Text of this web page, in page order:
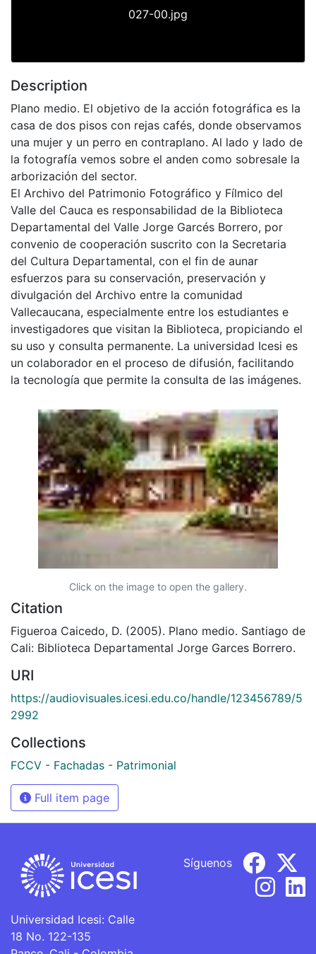
027-00.jpg
Description
Plano medio. El objetivo de la acción fotográfica es la
casa de dos pisos con rejas cafés, donde observamos
una mujer y un perro en contraplano. Al lado y lado de
la fotografía vemos sobre el anden como sobresale la
arborización del sector.
El Archivo del Patrimonio Fotográfico y Fílmico del
Valle del Cauca es responsabilidad de la Biblioteca
Departamental del Valle Jorge Garcés Borrero, por
convenio de cooperación suscrito con la Secretaria
del Cultura Departamental, con el fin de aunar
esfuerzos para su conservación, preservación y
divulgación del Archivo entre la comunidad
Vallecaucana, especialmente entre los estudiantes e
investigadores que visitan la Biblioteca, propiciando el
su uso y consulta permanente. La universidad Icesi es
un colaborador en el proceso de difusión, facilitando
la tecnología que permite la consulta de las imágenes.
Click on the image to open the gallery.
Citation
Figueroa Caicedo, D. (2005). Plano medio. Santiago de
Cali: Biblioteca Departamental Jorge Garces Borrero.
URI
https://audiovisuales.icesi.edu.co/handle/123456789/5
2992
Collections
FCCV - Fachadas - Patrimonial
Full item page
Universidad Icesi: Calle
18 No. 122-135
Síguenos